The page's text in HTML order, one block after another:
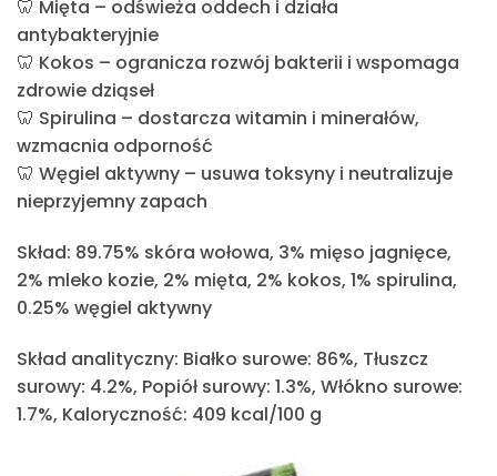
🦷 Mięta – odświeża oddech i działa
antybakteryjnie
🦷 Kokos – ogranicza rozwój bakterii i wspomaga
zdrowie dziąseł
🦷 Spirulina – dostarcza witamin i minerałów,
wzmacnia odporność
🦷 Węgiel aktywny – usuwa toksyny i neutralizuje
nieprzyjemny zapach
Skład: 89.75% skóra wołowa, 3% mięso jagnięce,
2% mleko kozie, 2% mięta, 2% kokos, 1% spirulina,
0.25% węgiel aktywny
Skład analityczny: Białko surowe: 86%, Tłuszcz
surowy: 4.2%, Popiół surowy: 1.3%, Włókno surowe:
1.7%, Kaloryczność: 409 kcal/100 g